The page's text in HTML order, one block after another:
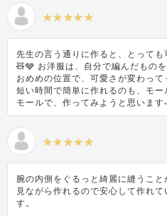
先生の言う通りに作ると、とって
🧸🩶 お洋服は、自分で編んだもの
おめめの位置で、可愛さが変わっ
短い時間で簡単に作れるのも、モ
モールで、作ってみようと思います
腕の内側をぐるっと綺麗に縫うこ
見ながら作れるので安心して作れ
す。